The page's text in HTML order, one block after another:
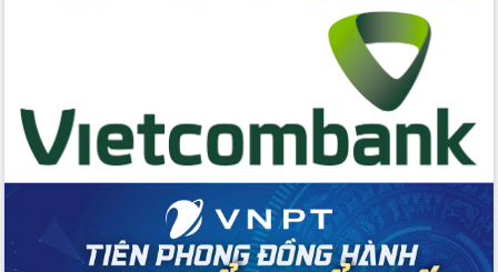
số y tế tại Đắk Lắk
Chuyển đổi số thư viện: Mở rộng
không gian tri thức trong thời đại số
Đánh giá, rút kinh nghiệm công tác tổ
chức diễn tập trước ngày bầu cử
Chương trình “Gặp gỡ hữu nghị –
Friendship Meeting New Year 2026”